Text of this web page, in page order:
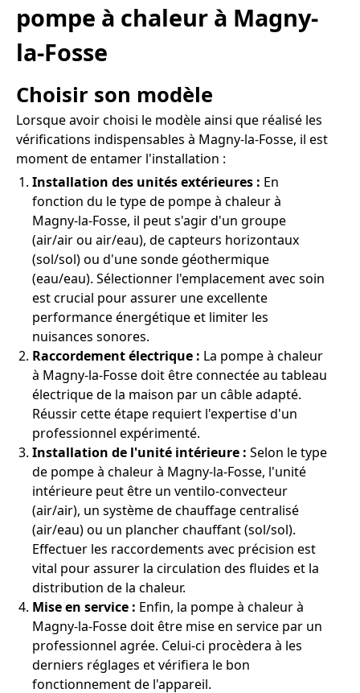
pompe à chaleur à Magny-
la-Fosse
Choisir son modèle
Lorsque avoir choisi le modèle ainsi que réalisé les
vérifications indispensables à Magny-la-Fosse, il est
moment de entamer l'installation :
Installation des unités extérieures : En
fonction du le type de pompe à chaleur à
Magny-la-Fosse, il peut s'agir d'un groupe
(air/air ou air/eau), de capteurs horizontaux
(sol/sol) ou d'une sonde géothermique
(eau/eau). Sélectionner l'emplacement avec soin
est crucial pour assurer une excellente
performance énergétique et limiter les
nuisances sonores.
Raccordement électrique : La pompe à chaleur
à Magny-la-Fosse doit être connectée au tableau
électrique de la maison par un câble adapté.
Réussir cette étape requiert l'expertise d'un
professionnel expérimenté.
Installation de l'unité intérieure : Selon le type
de pompe à chaleur à Magny-la-Fosse, l'unité
intérieure peut être un ventilo-convecteur
(air/air), un système de chauffage centralisé
(air/eau) ou un plancher chauffant (sol/sol).
Effectuer les raccordements avec précision est
vital pour assurer la circulation des fluides et la
distribution de la chaleur.
Mise en service : Enfin, la pompe à chaleur à
Magny-la-Fosse doit être mise en service par un
professionnel agrée. Celui-ci procèdera à les
derniers réglages et vérifiera le bon
fonctionnement de l'appareil.